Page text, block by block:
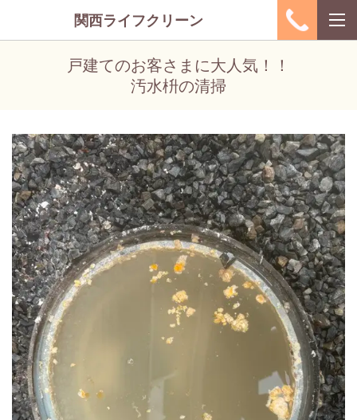
関西ライフクリーン
戸建てのお客さまに大人気！！
汚水枡の清掃